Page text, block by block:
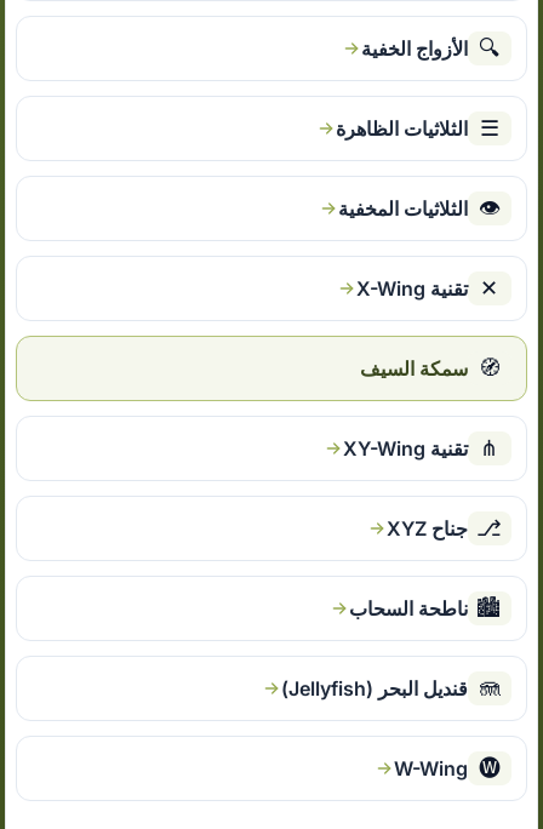
🔍 الأزواج الخفية
☰ الثلاثيات الظاهرة
👁 الثلاثيات المخفية
✕ تقنية X-Wing
🧭 سمكة السيف
⋔ تقنية XY-Wing
⎇ جناح XYZ
🏙 ناطحة السحاب
🪼 قنديل البحر (Jellyfish)
🅦
W-Wing